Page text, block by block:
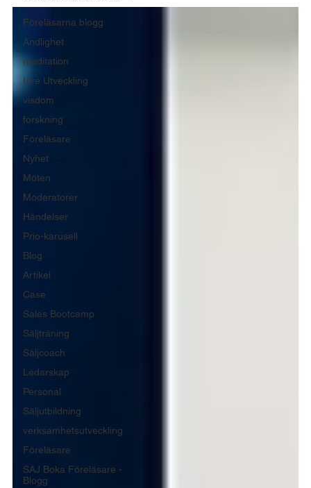
Föreläsarna blogg
Andlighet
meditation
Inre Utveckling
visdom
forskning
Föreläsare
Nyhet
Möten
Moderatorer
Händelser
Prio-karusell
Blog
Artikel
Case
Sales Bootcamp
Säljträning
Säljcoach
Ledarskap
Personal
Säljutbildning
verksamhetsutveckling
Föreläsare
SAJ Boka Föreläsare -
Blogg